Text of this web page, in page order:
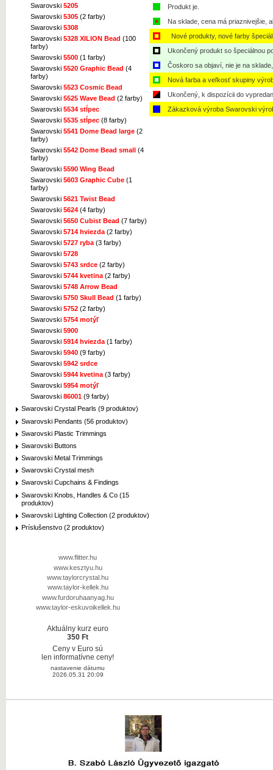
Swarovski 5205
Swarovski 5305 (2 farby)
Swarovski 5308
Swarovski 5328 XILION Bead (100
farby)
Swarovski 5500 (1 farby)
Swarovski 5520 Graphic Bead (4
farby)
Swarovski 5523 Cosmic Bead
Swarovski 5525 Wave Bead (2 farby)
Swarovski 5534 stĺpec
Swarovski 5535 stĺpec (8 farby)
Swarovski 5541 Dome Bead large (2
farby)
Swarovski 5542 Dome Bead small (4
farby)
Swarovski 5590 Wing Bead
Swarovski 5603 Graphic Cube (1
farby)
Swarovski 5621 Twist Bead
Swarovski 5624 (4 farby)
Swarovski 5650 Cubist Bead (7 farby)
Swarovski 5714 hviezda (2 farby)
Swarovski 5727 ryba (3 farby)
Swarovski 5728
Swarovski 5743 srdce (2 farby)
Swarovski 5744 kvetina (2 farby)
Swarovski 5748 Arrow Bead
Swarovski 5750 Skull Bead (1 farby)
Swarovski 5752 (2 farby)
Swarovski 5754 motýľ
Swarovski 5900
Swarovski 5914 hviezda (1 farby)
Swarovski 5940 (9 farby)
Swarovski 5942 srdce
Swarovski 5944 kvetina (3 farby)
Swarovski 5954 motýľ
Swarovski 86001 (9 farby)
Swarovski Crystal Pearls (9 produktov)
Swarovski Pendants (56 produktov)
Swarovski Plastic Trimmings
Swarovski Buttons
Swarovski Metal Trimmings
Swarovski Crystal mesh
Swarovski Cupchains & Findings
Swarovski Knobs, Handles & Co (15
produktov)
Swarovski Lighting Collection (2 produktov)
Príslušenstvo (2 produktov)
www.flitter.hu
www.kesztyu.hu
www.taylorcrystal.hu
www.taylor-kellek.hu
www.furdoruhaanyag.hu
www.taylor-eskuvoikellek.hu
Aktuálny kurz euro
350 Ft
Ceny v Euro sú
len informatívne ceny!
nastavenie dátumu
2026.05.31 20:09
Produkt je.
Na sklade, cena má priaznivejšie,
Nové produkty, nové farby
Ukončený produkt so špeciálnou
Čoskoro sa objaví, nie je na
Nová farba a veľkosť skupiny
Ukončený, k dispozícii do
Zákazková výroba Swarovski